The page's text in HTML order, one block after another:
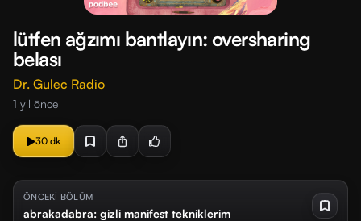
lütfen ağzımı bantlayın: oversharing
belası
Dr. Gulec Radio
1 yıl önce
30 dk
ÖNCEKİ BÖLÜM
abrakadabra: gizli manifest tekniklerim